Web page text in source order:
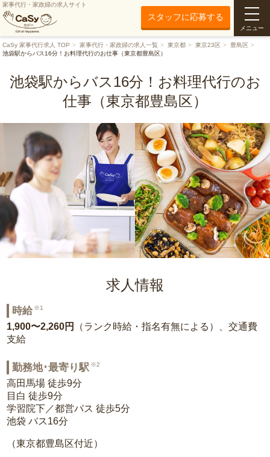
家事代行・家政婦の求人サイト
スタッフに応募する
メニュー
CaSy 家事代行求人 TOP 家事代行・家政婦の求人一覧 東京都 東京23区
豊島区
池袋駅からバス16分！お料理代行のお仕事（東京都豊島区）
池袋駅からバス16分！お料理代行のお
仕事（東京都豊島区）
求人情報
時給 ※1
1,900〜2,260円
（ランク時給・指名有無による）、交通費
支給
勤務地･最寄り駅 ※2
高田馬場 徒歩9分
目白 徒歩9分
学習院下／都営バス 徒歩5分
池袋 バス16分
（東京都豊島区付近）